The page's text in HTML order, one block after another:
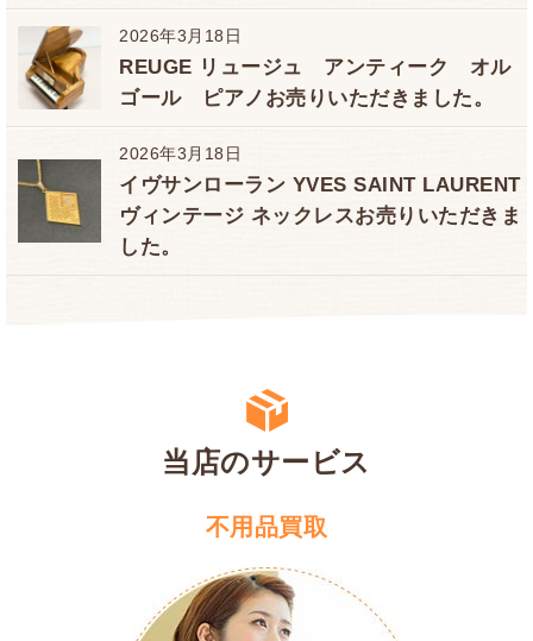
2026年3月18日
REUGE リュージュ アンティーク オル
ゴール ピアノお売りいただきました。
2026年3月18日
イヴサンローラン YVES SAINT LAURENT
ヴィンテージ ネックレスお売りいただきま
した。
当店のサービス
不用品買取